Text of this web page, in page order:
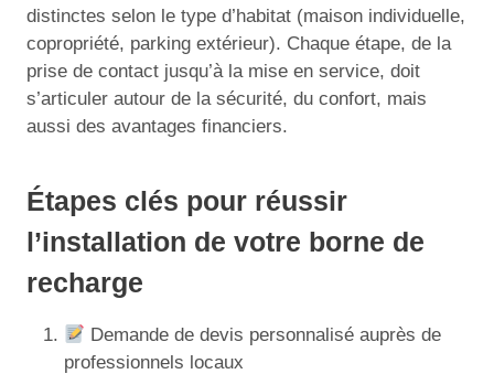
distinctes selon le type d’habitat (maison individuelle,
copropriété, parking extérieur). Chaque étape, de la
prise de contact jusqu’à la mise en service, doit
s’articuler autour de la sécurité, du confort, mais
aussi des avantages financiers.
Étapes clés pour réussir
l’installation de votre borne de
recharge
Demande de devis personnalisé auprès de
professionnels locaux